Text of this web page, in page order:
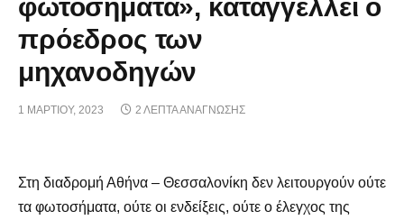
φωτοσήματα», καταγγέλλει ο
πρόεδρος των
μηχανοδηγών
1 ΜΑΡΤΊΟΥ, 2023 2 ΛΕΠΤΆ ΑΝΆΓΝΩΣΗΣ
Στη διαδρομή Αθήνα – Θεσσαλονίκη δεν λειτουργούν ούτε
τα φωτοσήματα, ούτε οι ενδείξεις, ούτε ο έλεγχος της